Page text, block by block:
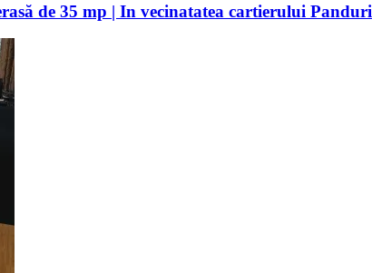
de 35 mp | In vecinatatea cartierului Panduri